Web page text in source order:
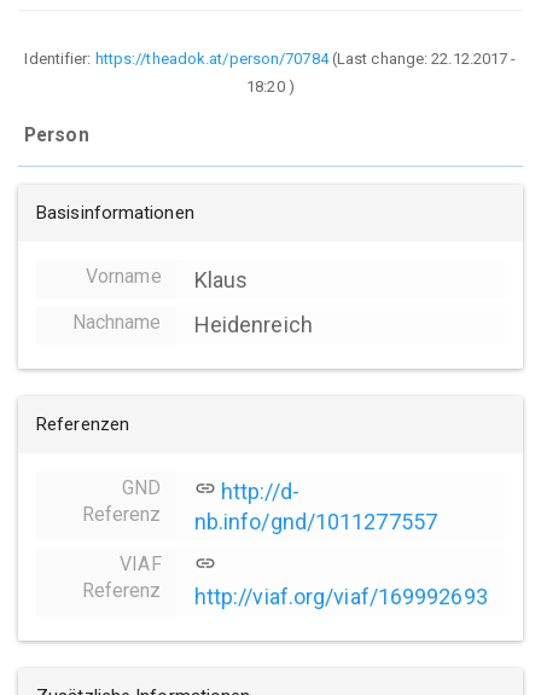
Identifier: https://theadok.at/person/70784(Last change:22.12.2017 -
18:20)
Person
Basisinformationen
Vorname Klaus
Nachname Heidenreich
Referenzen
GND
Referenz
link http://d-
nb.info/gnd/1011277557
VIAF
Referenz
link
http://viaf.org/viaf/169992693